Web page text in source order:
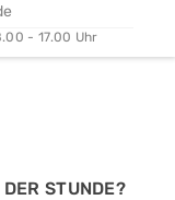
- 17.00 Uhr
STUNDE?